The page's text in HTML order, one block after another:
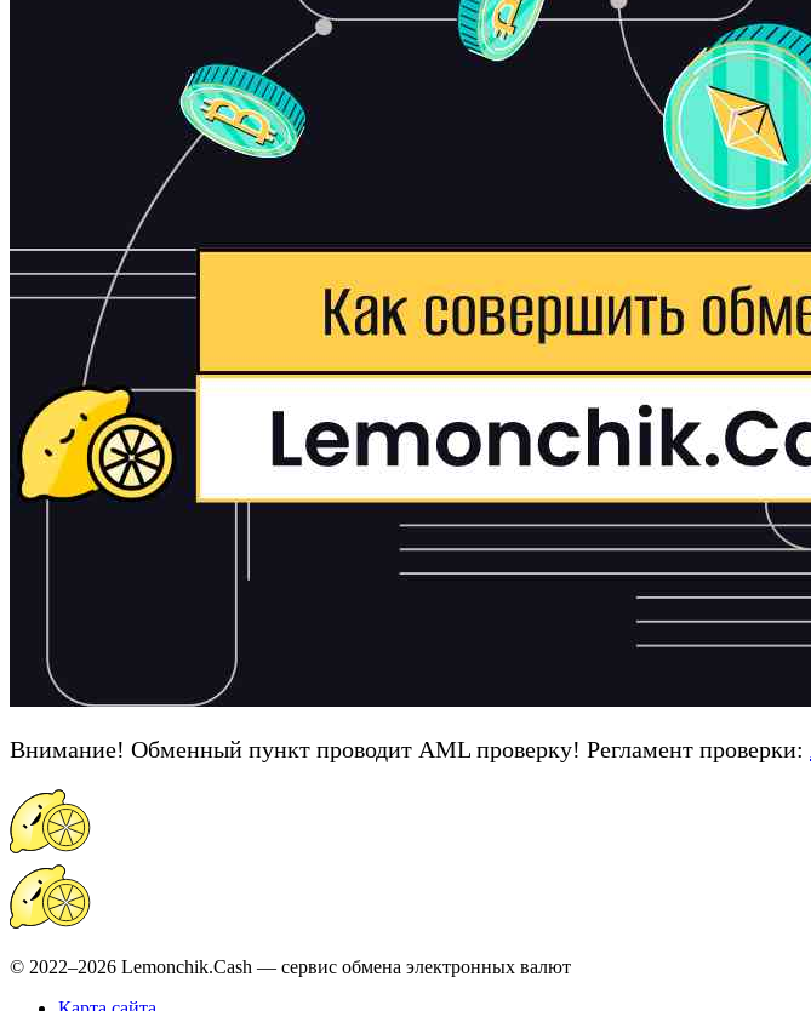
Внимание! Обменный пункт проводит AML проверку! Регламент проверки:
© 2022–2026 Lemonchik.Cash — сервис обмена электронных валют